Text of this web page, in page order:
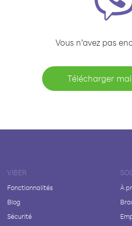
Vous n’avez pas
Télécharger
VIBER
Fonctionnalités
Blog
Sécurité
À